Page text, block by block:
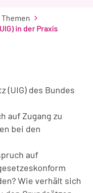
in der Praxis
(UIG) des Bundes
auf Zugang zu
bei den
auf
Wie verhält sich